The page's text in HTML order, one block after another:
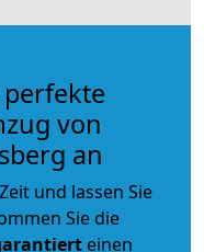
von
an
und lassen Sie
Sie die
einen